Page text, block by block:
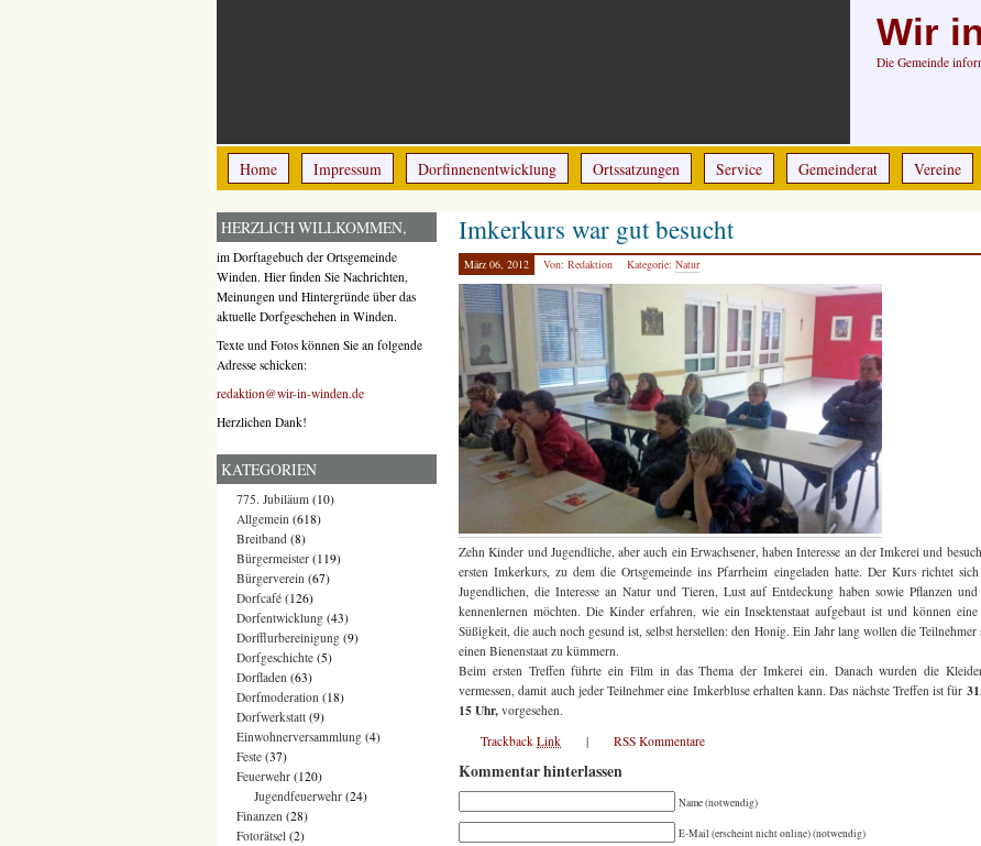
Wir
Die Gemeinde
Home Impressum Dorfinnenentwicklung Ortssatzungen Service Gemeinderat Vereine
Imkerkurs war gut besucht
März 06, 2012 Von: Redaktion Kategorie: Natur
Zehn Kinder und Jugendliche, aber auch ein Erwachsener, haben Interesse an der Imkerei und
ersten Imkerkurs, zu dem die Ortsgemeinde ins Pfarrheim eingeladen hatte. Der Kurs richtet
Jugendlichen, die Interesse an Natur und Tieren, Lust auf Entdeckung haben sowie Pflanzen
kennenlernen möchten. Die Kinder erfahren, wie ein Insektenstaat aufgebaut ist und können eine
Süßigkeit, die auch noch gesund ist, selbst herstellen: den Honig. Ein Jahr lang wollen die Teilnehmer
einen Bienenstaat zu kümmern.
Beim ersten Treffen führte ein Film in das Thema der Imkerei ein. Danach wurden die
vermessen, damit auch jeder Teilnehmer eine Imkerbluse erhalten kann. Das nächste Treffen ist für
15 Uhr, vorgesehen.
Trackback Link | RSS Kommentare
Kommentar hinterlassen
Name (notwendig)
E-Mail (erscheint nicht online) (notwendig)
HERZLICH WILLKOMMEN,
im Dorftagebuch der Ortsgemeinde
Winden. Hier finden Sie Nachrichten,
Meinungen und Hintergründe über das
aktuelle Dorfgeschehen in Winden.
Texte und Fotos können Sie an folgende
Adresse schicken:
redaktion@wir-in-winden.de
Herzlichen Dank!
KATEGORIEN
775. Jubiläum (10)
Allgemein (618)
Breitband (8)
Bürgermeister (119)
Bürgerverein (67)
Dorfcafé (126)
Dorfentwicklung (43)
Dorfflurbereinigung (9)
Dorfgeschichte (5)
Dorfladen (63)
Dorfmoderation (18)
Dorfwerkstatt (9)
Einwohnerversammlung (4)
Feste (37)
Feuerwehr (120)
Jugendfeuerwehr (24)
Finanzen (28)
Fotorätsel (2)